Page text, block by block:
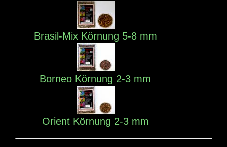
Brasil-Mix Körnung 5-8 mm
Borneo Körnung 2-3 mm
Orient Körnung 2-3 mm